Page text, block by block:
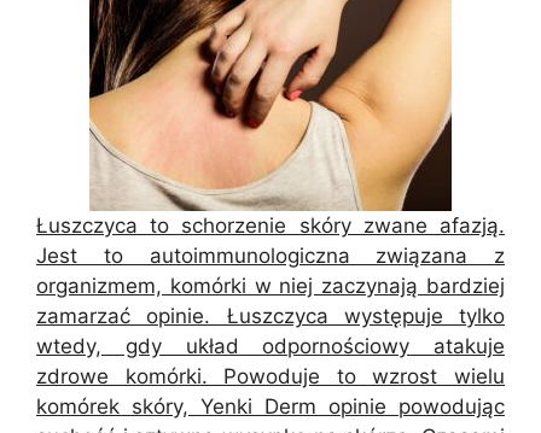
Łuszczyca to schorzenie skóry zwane afazją.
Jest to autoimmunologiczna związana z
organizmem, komórki w niej zaczynają bardziej
zamarzać opinie. Łuszczyca występuje tylko
wtedy, gdy układ odpornościowy atakuje
zdrowe komórki. Powoduje to wzrost wielu
komórek skóry, Yenki Derm opinie powodując